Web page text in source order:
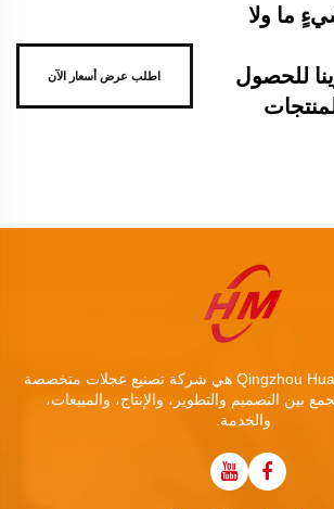
ما ولا
للحصول
اطلب عرض أسعار الآن
Qingzhou Huamei Wheel Co.,Ltd هي شركة تصنيع عجلات متخصصة
بين التصميم والتطوير، والإنتاج، والمبيعات،
والخدمة.